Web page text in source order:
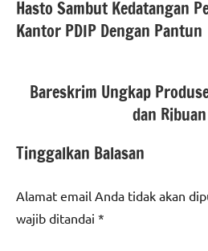
pos
Hasto Sambut Kedatangan
Kantor PDIP Dengan Pantun
Bareskrim Ungkap
dan
Tinggalkan Balasan
Alamat email Anda tidak akan
wajib ditandai *